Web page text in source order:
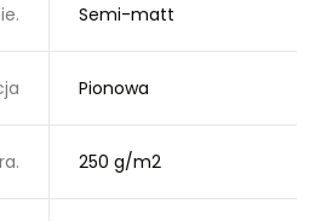
Semi-matt
Pionowa
250 g/m2